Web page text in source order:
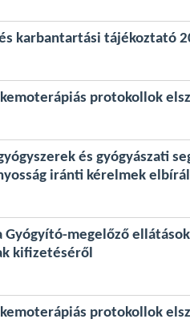
karbantartási tájékoztató
protokollok
és gyógyászati
iránti kérelmek
Gyógyító-megelőző
kifizetéséről
protokollok